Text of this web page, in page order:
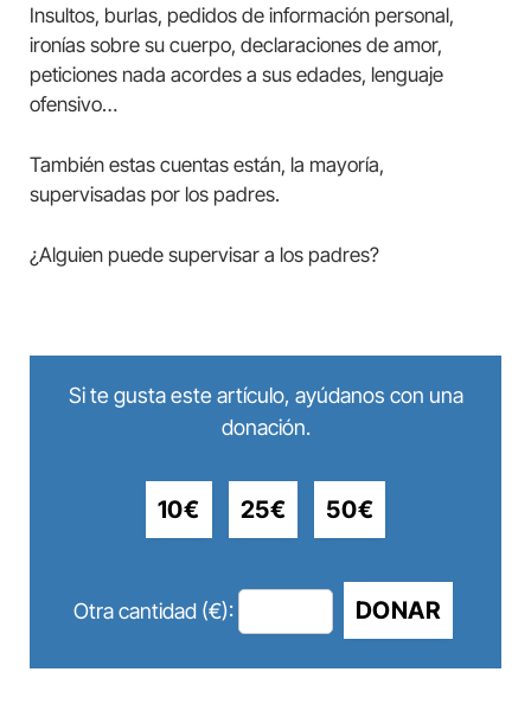
Insultos, burlas, pedidos de información personal,
ironías sobre su cuerpo, declaraciones de amor,
peticiones nada acordes a sus edades, lenguaje
ofensivo…
También estas cuentas están, la mayoría,
supervisadas por los padres.
¿Alguien puede supervisar a los padres?
Si te gusta este artículo, ayúdanos con una
donación.
10€ 25€ 50€
Otra cantidad (€): DONAR